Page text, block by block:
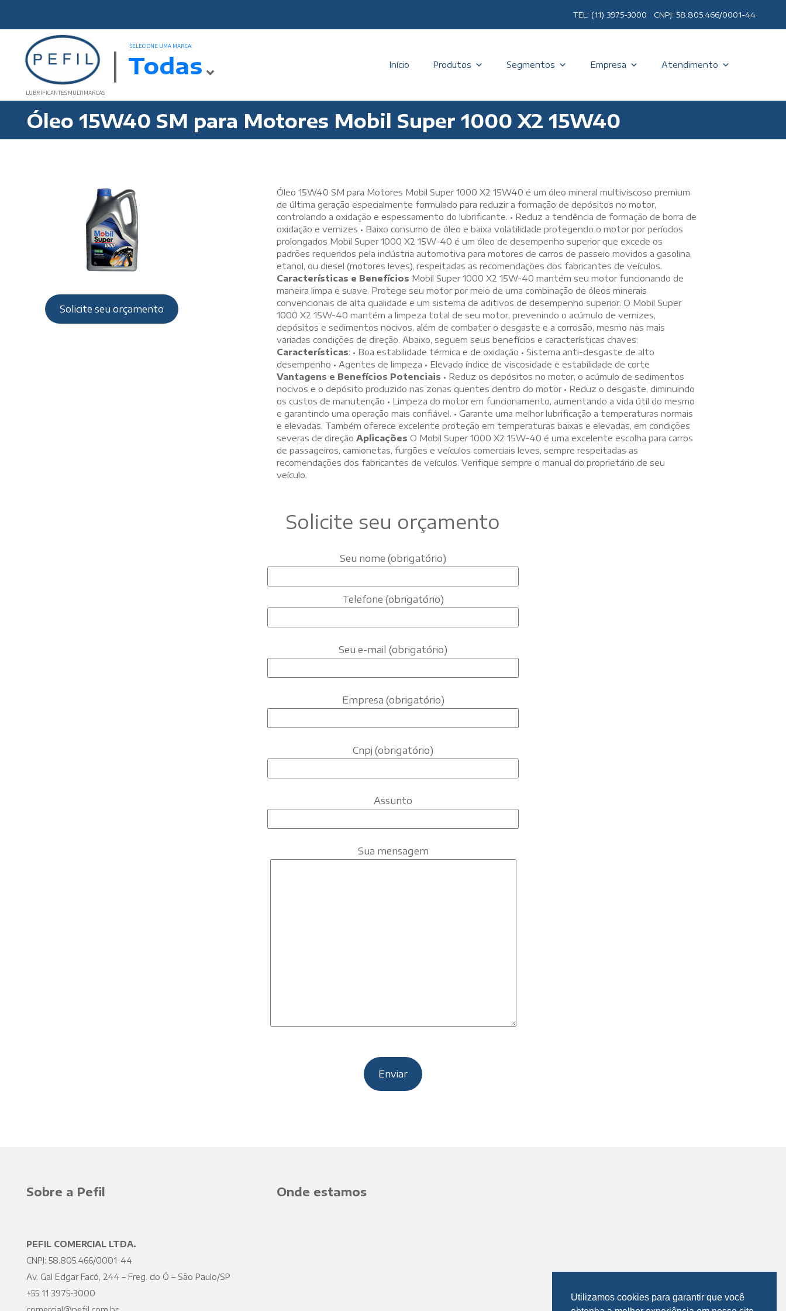
TEL: (11) 3975-3000 CNPJ: 58.805.466/0001-44
LUBRIFICANTES MULTIMARCAS
SELECIONE UMA MARCA:
Todas Início Produtos Segmentos Empresa Atendimento
Óleo 15W40 SM para Motores Mobil Super 1000 X2 15W40
Solicite seu orçamento
Óleo 15W40 SM para Motores Mobil Super 1000 X2 15W40 é um óleo mineral multiviscoso premium
de última geração especialmente formulado para reduzir a formação de depósitos no motor,
controlando a oxidação e espessamento do lubrificante. • Reduz a tendência de formação de borra de
oxidação e vernizes • Baixo consumo de óleo e baixa volatilidade protegendo o motor por períodos
prolongados Mobil Super 1000 X2 15W-40 é um óleo de desempenho superior que excede os
padrões requeridos pela indústria automotiva para motores de carros de passeio movidos a gasolina,
etanol, ou diesel (motores leves), respeitadas as recomendações dos fabricantes de veículos.
Características e Benefícios Mobil Super 1000 X2 15W-40 mantém seu motor funcionando de
maneira limpa e suave. Protege seu motor por meio de uma combinação de óleos minerais
convencionais de alta qualidade e um sistema de aditivos de desempenho superior. O Mobil Super
1000 X2 15W-40 mantém a limpeza total de seu motor, prevenindo o acúmulo de vernizes,
depósitos e sedimentos nocivos, além de combater o desgaste e a corrosão, mesmo nas mais
variadas condições de direção. Abaixo, seguem seus benefícios e características chaves:
Características: • Boa estabilidade térmica e de oxidação • Sistema anti-desgaste de alto
desempenho • Agentes de limpeza • Elevado índice de viscosidade e estabilidade de corte
Vantagens e Benefícios Potenciais • Reduz os depósitos no motor, o acúmulo de sedimentos
nocivos e o depósito produzido nas zonas quentes dentro do motor • Reduz o desgaste, diminuindo
os custos de manutenção • Limpeza do motor em funcionamento, aumentando a vida útil do mesmo
e garantindo uma operação mais confiável. • Garante uma melhor lubrificação a temperaturas normais
e elevadas. Também oferece excelente proteção em temperaturas baixas e elevadas, em condições
severas de direção Aplicações O Mobil Super 1000 X2 15W-40 é uma excelente escolha para carros
de passageiros, camionetas, furgões e veículos comerciais leves, sempre respeitadas as
recomendações dos fabricantes de veículos. Verifique sempre o manual do proprietário de seu
veículo.
Solicite seu orçamento
Seu nome (obrigatório)
Telefone (obrigatório)
Seu e-mail (obrigatório)
Empresa (obrigatório)
Cnpj (obrigatório)
Assunto
Sua mensagem
Sobre a Pefil
PEFIL COMERCIAL LTDA.
CNPJ: 58.805.466/0001-44
Av. Gal Edgar Facó, 244 – Freg. do Ó – São Paulo/SP
+55 11 3975-3000
Onde estamos
Utilizamos cookies para garantir que você